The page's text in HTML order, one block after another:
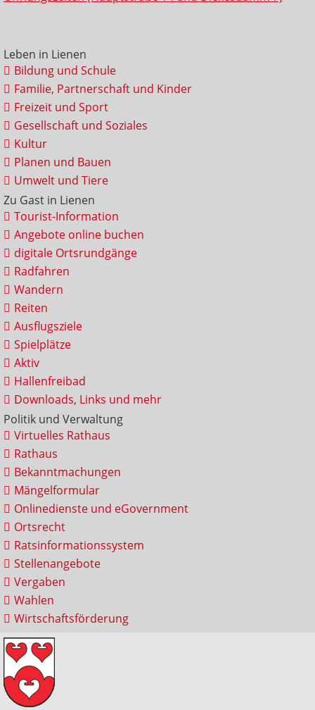
Leben in Lienen
Bildung und Schule
Familie, Partnerschaft und Kinder
Freizeit und Sport
Gesellschaft und Soziales
Kultur
Planen und Bauen
Umwelt und Tiere
Zu Gast in Lienen
Tourist-Information
Angebote online buchen
digitale Ortsrundgänge
Radfahren
Wandern
Reiten
Ausflugsziele
Spielplätze
Aktiv
Hallenfreibad
Downloads, Links und mehr
Politik und Verwaltung
Virtuelles Rathaus
Rathaus
Bekanntmachungen
Mängelformular
Onlinedienste und eGovernment
Ortsrecht
Ratsinformationssystem
Stellenangebote
Vergaben
Wahlen
Wirtschaftsförderung